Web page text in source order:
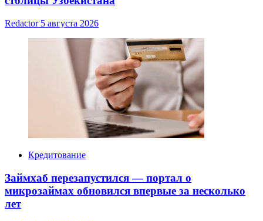
Redactor 5 августа 2026
Кредитование
Займхаб перезапустился — портал о
микрозаймах обновился впервые за несколько
лет